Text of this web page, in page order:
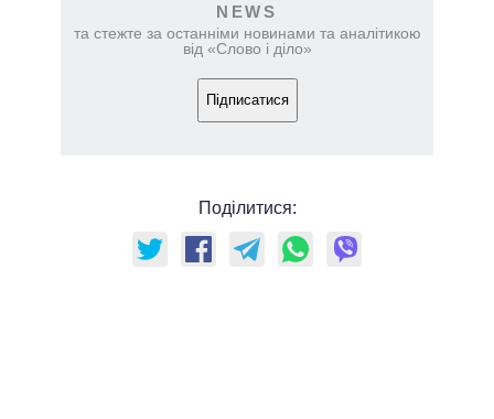
NEWS
та стежте за останніми новинами та аналітикою
від «Слово і діло»
Підписатися
Поділитися: